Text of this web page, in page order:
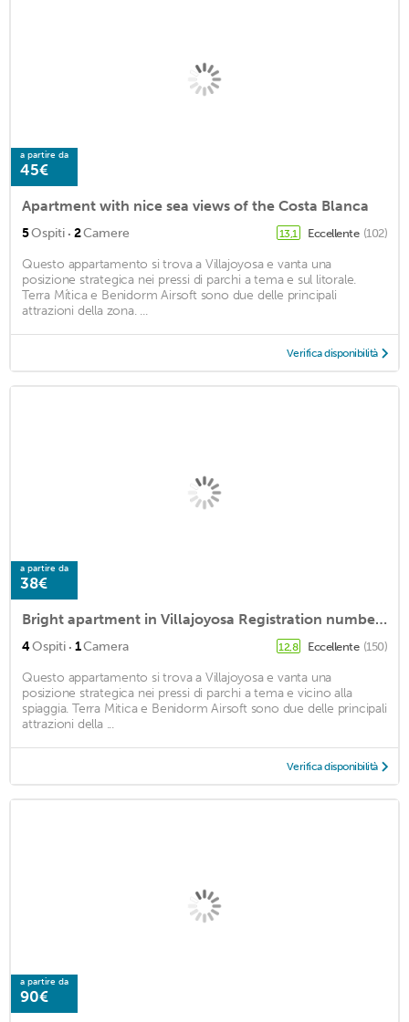
a partire da
45€
Apartment with nice sea views of the Costa Blanca
5Ospiti · 2Camere 13,1 Eccellente (102)
Questo appartamento si trova a Villajoyosa e vanta una
posizione strategica nei pressi di parchi a tema e sul litorale.
Terra Mítica e Benidorm Airsoft sono due delle principali
attrazioni della zona. ...
Verifica disponibilità
a partire da
38€
Bright apartment in Villajoyosa Registration number: VT-453318-A
4Ospiti · 1Camera 12,8 Eccellente (150)
Questo appartamento si trova a Villajoyosa e vanta una
posizione strategica nei pressi di parchi a tema e vicino alla
spiaggia. Terra Mitica e Benidorm Airsoft sono due delle principali
attrazioni della ...
Verifica disponibilità
a partire da
90€